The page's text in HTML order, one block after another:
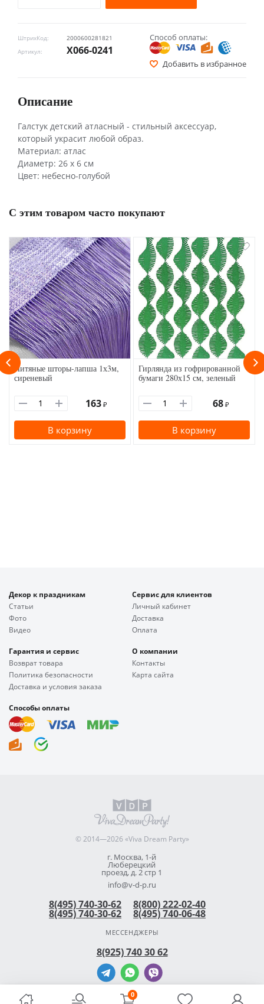
0
ШтрихКод:
2000600281821
Артикул:
Х066-0241
Способ оплаты:
Добавить в избранное
Описание
Галстук детский атласный - стильный аксессуар,
который украсит любой образ.
Материал: атлас
Диаметр: 26 х 6 см
Цвет: небесно-голубой
С этим товаром часто покупают
Нитяные шторы-лапша 1х3м,
сиреневый
163 ₽
В корзину
Гирлянда из гофрированной
бумаги 280х15 см, зеленый
68 ₽
В корзину
Декор к праздникам
Статьи
Фото
Видео
Сервис для клиентов
Личный кабинет
Доставка
Оплата
Гарантия и сервис
Возврат товара
Политика безопасности
Доставка и условия заказа
О компании
Контакты
Карта сайта
Способы оплаты
© 2014—2026 «Viva Dream Party»
г. Москва, 1-й
Люберецкий
проезд, д. 2 стр 1
info@v-d-p.ru
8(495) 740-30-62 8(800) 222-02-40
8(495) 740-30-62 8(495) 740-06-48
МЕССЕНДЖЕРЫ
8(925) 740 30 62